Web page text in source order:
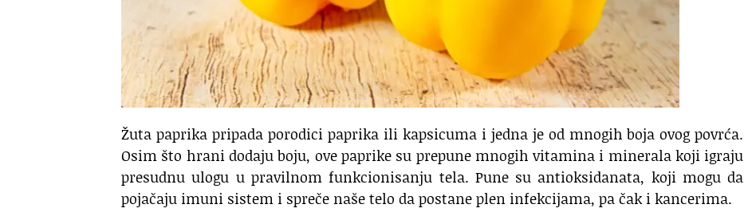
Žuta paprika pripada porodici paprika ili kapsicuma i jedna je od mnogih boja ovog povrća.
Osim što hrani dodaju boju, ove paprike su prepune mnogih vitamina i minerala koji igraju
presudnu ulogu u pravilnom funkcionisanju tela. Pune su antioksidanata, koji mogu da
pojačaju imuni sistem i spreče naše telo da postane plen infekcijama, pa čak i kancerima.